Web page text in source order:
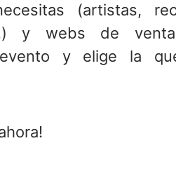
(artistas,
y webs de
y elige la